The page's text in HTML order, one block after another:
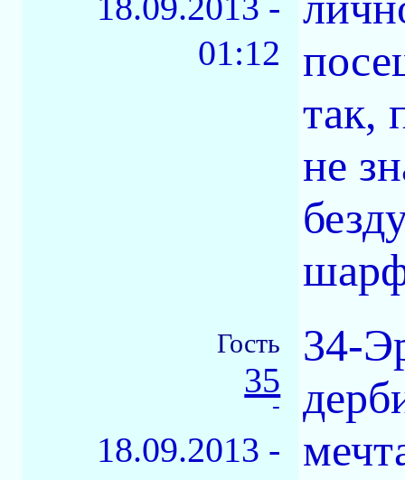
01:12
так,
не
Гость
35
-
18.09.2013 -
34-